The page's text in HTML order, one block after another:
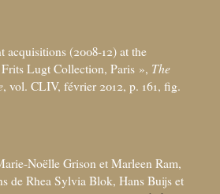
acquisitions (2008-12) at the
Lugt Collection, Paris », The
, vol. CLIV, février 2012, p. 161, fig.
Noëlle Grison et Marleen Ram,
de Rhea Sylvia Blok, Hans Buijs et